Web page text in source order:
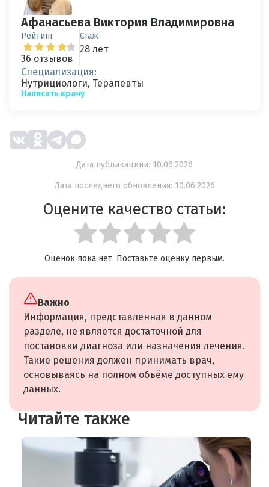
Афанасьева Виктория Владимировна
Рейтинг
36 отзывов
Стаж
28 лет
Специализация:
Нутрициологи, Терапевты
Написать врачу
Дата публикациии: 10.06.2026
Дата последнего обновления: 10.06.2026
Оцените качество статьи:
Оценок пока нет. Поставьте оценку первым.
Важно
Информация, представленная в данном
разделе, не является достаточной для
постановки диагноза или назначения лечения.
Такие решения должен принимать врач,
основываясь на полном объёме доступных ему
данных.
Читайте также